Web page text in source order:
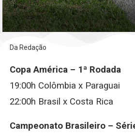
Da Redação
Copa América – 1ª Rodada
19:00h Colômbia x Paraguai
22:00h Brasil x Costa Rica
Campeonato Brasileiro –